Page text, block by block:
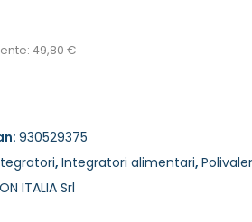
49,80 €
930529375
, Integratori alimentari,
ITALIA Srl